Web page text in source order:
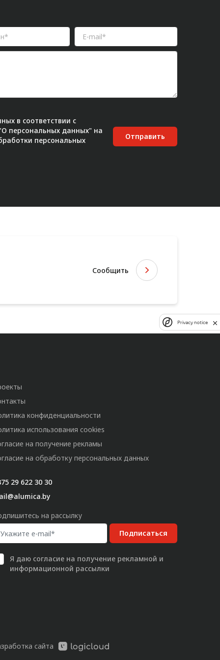
в соответствии с
персональных данных" на
персональных
Отправить
Сообщить
конфиденциальности
использования cookies
на получение рекламы
на обработку персональных данных
29 622 30 30
на рассылку
Подписаться
Я даю согласие на получение рекламной и
информационной рассылки
сайта
Privacy notice